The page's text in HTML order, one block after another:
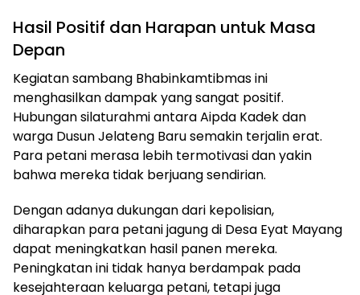
Hasil Positif dan Harapan untuk Masa
Depan
Kegiatan sambang Bhabinkamtibmas ini
menghasilkan dampak yang sangat positif.
Hubungan silaturahmi antara Aipda Kadek dan
warga Dusun Jelateng Baru semakin terjalin erat.
Para petani merasa lebih termotivasi dan yakin
bahwa mereka tidak berjuang sendirian.
Dengan adanya dukungan dari kepolisian,
diharapkan para petani jagung di Desa Eyat Mayang
dapat meningkatkan hasil panen mereka.
Peningkatan ini tidak hanya berdampak pada
kesejahteraan keluarga petani, tetapi juga